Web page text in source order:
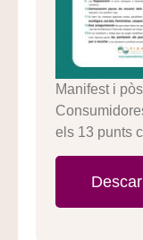
Manifest i
els 13 punts